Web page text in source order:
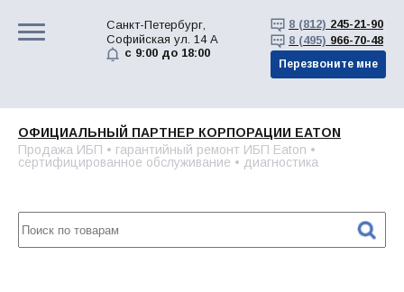
Санкт-Петербург,
Софийская ул. 14 А
с 9:00 до 18:00
8 (812) 245-21-90
8 (495) 966-70-48
Перезвоните мне
ОФИЦИАЛЬНЫЙ ПАРТНЕР КОРПОРАЦИИ EATON
Продажа ИБП • гарантийный ремонт ИБП Eaton •
сертифицированное обслуживание • диагностика